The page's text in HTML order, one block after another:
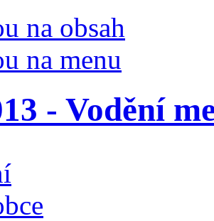
na obsah
na menu
- Vodění